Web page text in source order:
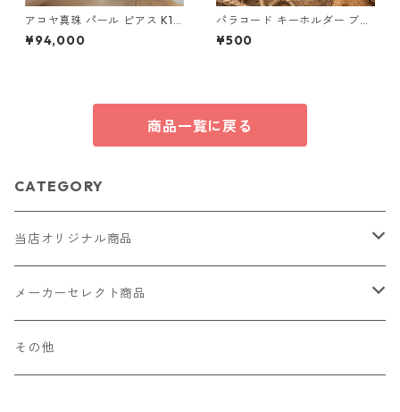
アコヤ真珠 パール ピアス K18
イエローゴールド ジプシー フ
ック ピアス 7mm 7ミリ珠 あ
¥94,000
パラコード キーホルダー ブル
ー×ブラック・ホワイト ハンド
メイド 国産 本革 ヌメ革
¥500
商品一覧に戻る
CATEGORY
当店オリジナル商品
レザー（革）
ロングウォレット
ストラップ
メーカーセレクト商品
財布・キーケース・カードケース
その他